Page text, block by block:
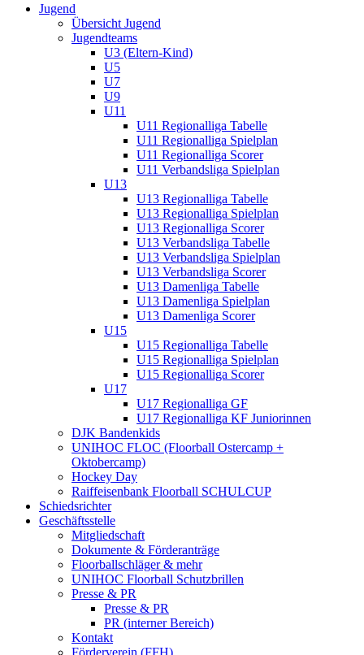
Jugend
Übersicht Jugend
Jugendteams
U3 (Eltern-Kind)
U5
U7
U9
U11
U11 Regionalliga Tabelle
U11 Regionalliga Spielplan
U11 Regionalliga Scorer
U11 Verbandsliga Spielplan
U13
U13 Regionalliga Tabelle
U13 Regionalliga Spielplan
U13 Regionalliga Scorer
U13 Verbandsliga Tabelle
U13 Verbandsliga Spielplan
U13 Verbandsliga Scorer
U13 Damenliga Tabelle
U13 Damenliga Spielplan
U13 Damenliga Scorer
U15
U15 Regionalliga Tabelle
U15 Regionalliga Spielplan
U15 Regionalliga Scorer
U17
U17 Regionalliga GF
U17 Regionalliga KF Juniorinnen
DJK Bandenkids
UNIHOC FLOC (Floorball Ostercamp +
Oktobercamp)
Hockey Day
Raiffeisenbank Floorball SCHULCUP
Schiedsrichter
Geschäftsstelle
Mitgliedschaft
Dokumente & Förderanträge
Floorballschläger & mehr
UNIHOC Floorball Schutzbrillen
Presse & PR
Presse & PR
PR (interner Bereich)
Kontakt
Förderverein (FFH)